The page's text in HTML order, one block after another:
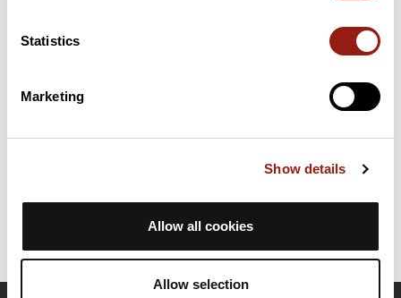
Statistics
Marketing
Show details
Allow all cookies
Allow selection
Cagnes-sur-Mer. Ce parcours emprunte 62,7 km de routes et
21,6 km de pistes cyclables. Il présente une ascension cumulée
Date de création du parcours: 19 septembre 2024 à 16:56:50.